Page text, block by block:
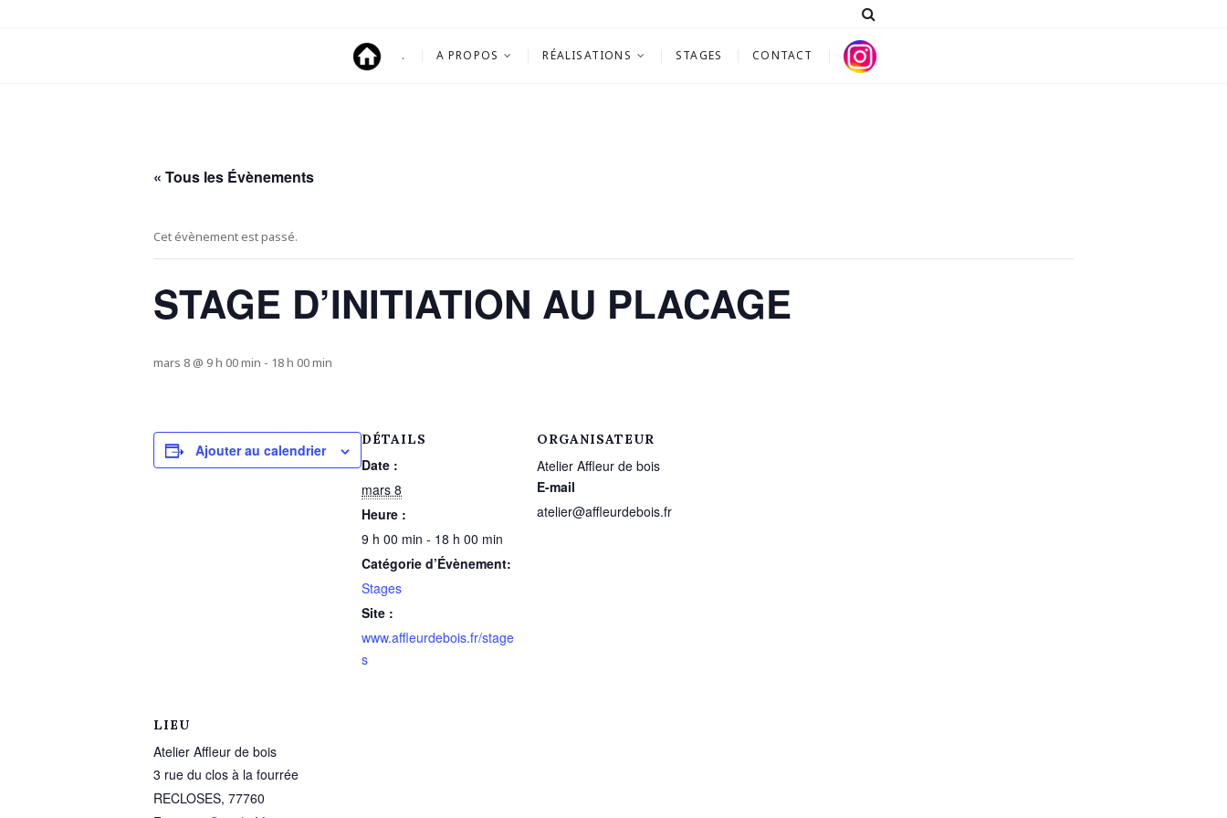
. A PROPOS RÉALISATIONS STAGES CONTACT
« Tous les Évènements
Cet évènement est passé.
STAGE D’INITIATION AU PLACAGE
mars 8 @ 9 h 00 min - 18 h 00 min
Ajouter au calendrier
DÉTAILS
Date :
mars 8
Heure :
9 h 00 min - 18 h 00 min
Catégorie d’Évènement:
Stages
Site :
www.affleurdebois.fr/stage
s
ORGANISATEUR
Atelier Affleur de bois
E-mail
atelier@affleurdebois.fr
LIEU
Atelier Affleur de bois
3 rue du clos à la fourrée
RECLOSES, 77760